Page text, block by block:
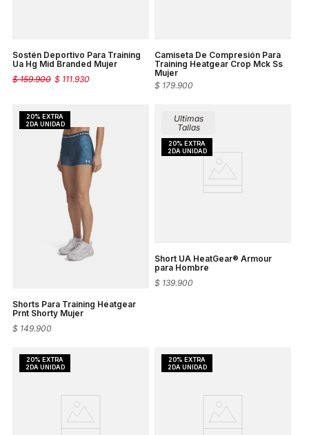
Sostén Deportivo Para Training
Ua Hg Mid Branded Mujer
$ 111.930
$ 159.900
Camiseta De Compresión Para
Training Heatgear Crop Mck Ss
Mujer
$ 179.900
Shorts Para Training Heatgear
Prnt Shorty Mujer
$ 149.900
Ultimas
Tallas
Short UA HeatGear® Armour
para Hombre
$ 139.900